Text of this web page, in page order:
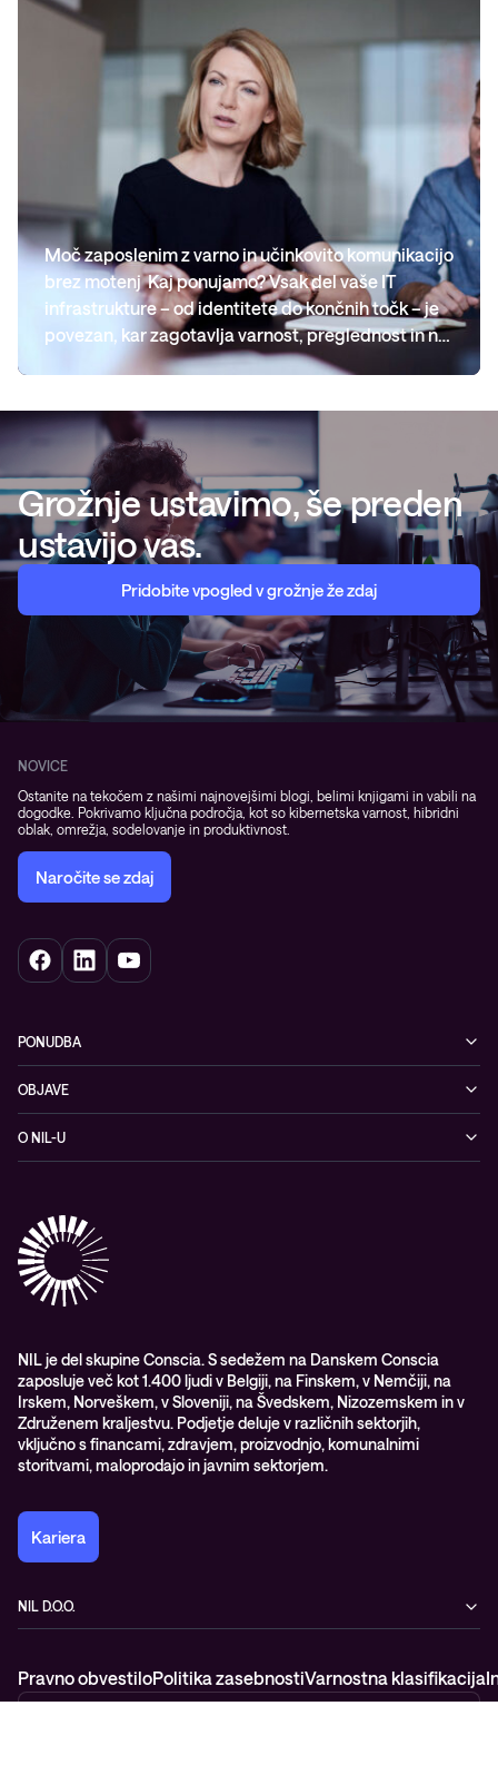
Moč zaposlenim z varno in učinkovito komunikacijo
brez motenj Kaj ponujamo? Vsak del vaše IT
infrastrukture – od identitete do končnih točk – je
povezan, kar zagotavlja varnost, preglednost in n…
Grožnje ustavimo, še preden
ustavijo vas.
Pridobite vpogled v grožnje že zdaj
NOVICE
Ostanite na tekočem z našimi najnovejšimi blogi, belimi knjigami in vabili na
dogodke. Pokrivamo ključna področja, kot so kibernetska varnost, hibridni
oblak, omrežja, sodelovanje in produktivnost.
Naročite se zdaj
PONUDBA
Omrežje
Hibridni oblak
Izobraževanje
Upravljane IT storitve in podpora
Opazljivost
OBJAVE
Blogi
Videi
Vodiči
O NIL-U
Partnerji
Nagrade & priznanja industrije
WORK@NIL
Študenti
Trajnost in družbena odgovornost
NIL je del skupine Conscia. S sedežem na Danskem Conscia
zaposluje več kot 1.400 ljudi v Belgiji, na Finskem, v Nemčiji, na
Irskem, Norveškem, v Sloveniji, na Švedskem, Nizozemskem in v
Združenem kraljestvu. Podjetje deluje v različnih sektorjih,
vključno s financami, zdravjem, proizvodnjo, komunalnimi
storitvami, maloprodajo in javnim sektorjem.
Kariera
NIL D.O.O.
Slovenija
Pravno obvestiloPolitika zasebnostiVarnostna klasifikacija